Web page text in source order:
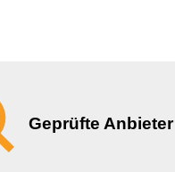
Geprüfte Anbieter